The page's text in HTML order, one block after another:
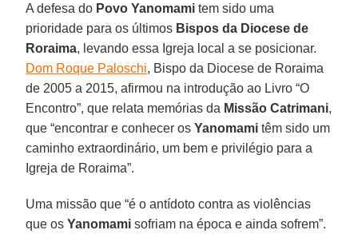
A defesa do Povo Yanomami tem sido uma
prioridade para os últimos Bispos da Diocese de
Roraima, levando essa Igreja local a se posicionar.
Dom Roque Paloschi, Bispo da Diocese de Roraima
de 2005 a 2015, afirmou na introdução ao Livro “O
Encontro”, que relata memórias da Missão Catrimani,
que “encontrar e conhecer osYanomami têm sido um
caminho extraordinário, um bem e privilégio para a
Igreja de Roraima”.
Uma missão que “é o antídoto contra as violências
que os Yanomami sofriam na época e ainda sofrem”.